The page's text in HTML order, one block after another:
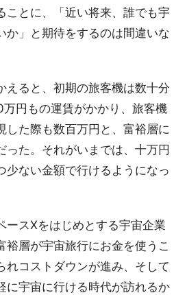
ことに、「近い将来、誰でも宇
か」と期待をするのは間違いな
えると、初期の旅客機は数十分
円もの運賃がかかり、旅客機
した際も数百万円と、富裕層に
った。それがいまでは、十万円
少ない金額で行けるようになっ
ースXをはじめとする宇宙企業
裕層が宇宙旅行にお金を使うこ
れコストダウンが進み、そして
に宇宙に行ける時代が訪れるか